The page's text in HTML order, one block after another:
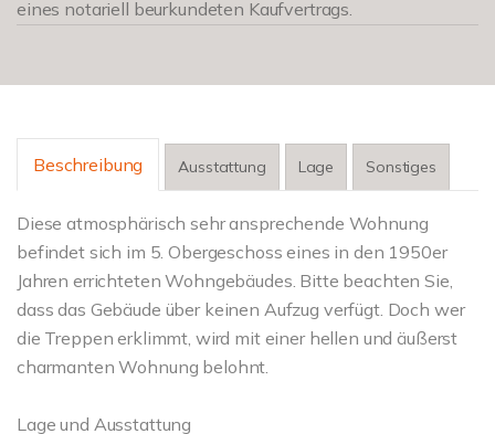
eines notariell beurkundeten Kaufvertrags.
Beschreibung Ausstattung Lage Sonstiges
Diese atmosphärisch sehr ansprechende Wohnung
befindet sich im 5. Obergeschoss eines in den 1950er
Jahren errichteten Wohngebäudes. Bitte beachten Sie,
dass das Gebäude über keinen Aufzug verfügt. Doch wer
die Treppen erklimmt, wird mit einer hellen und äußerst
charmanten Wohnung belohnt.
Lage und Ausstattung